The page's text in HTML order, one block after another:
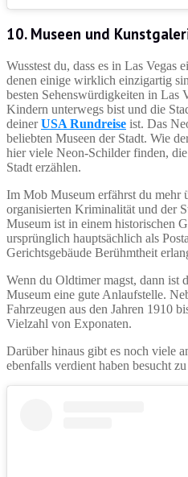
10. Museen und
Wusstest du, dass es in Las Vegas
denen einige wirklich einzigartig
besten Sehenswürdigkeiten in Las
Kindern unterwegs bist und die
deinerUSA Rundreise ist. Das
beliebten Museen der Stadt. Wie
hier viele Neon-Schilder finden,
Stadt erzählen.
Im Mob Museum erfährst du mehr
organisierten Kriminalität und der
Museum ist in einem historischen
ursprünglich hauptsächlich als
Gerichtsgebäude Berühmtheit
Wenn du Oldtimer magst, dann ist
Museum eine gute Anlaufstelle.
Fahrzeugen aus den Jahren 1910
Vielzahl von Exponaten.
Darüber hinaus gibt es noch viele
ebenfalls verdient haben besucht